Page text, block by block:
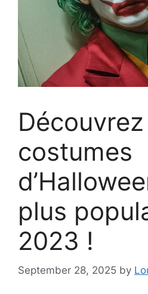
costumes
plus
2023 !
September 28, 2025 by